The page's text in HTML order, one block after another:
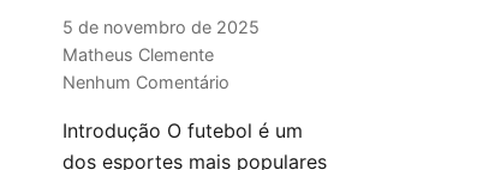
5 de novembro de 2025
Matheus Clemente
Nenhum Comentário
Introdução O futebol é um
dos esportes mais populares